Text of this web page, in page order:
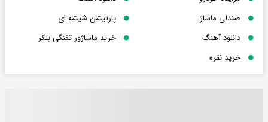
صندلی ماساژ
پارتیشن شیشه ای
دانلود آهنگ
خرید ماساژور تفنگی بلکر
خرید نقره